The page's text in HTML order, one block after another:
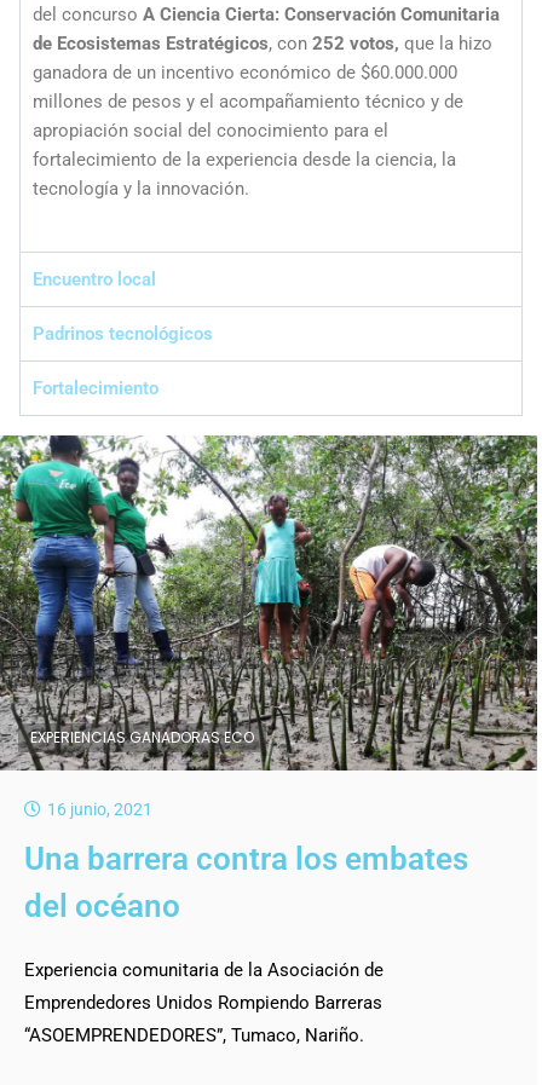
del concurso A Ciencia Cierta: Conservación Comunitaria
de Ecosistemas Estratégicos, con 252 votos, que la hizo
ganadora de un incentivo económico de $60.000.000
millones de pesos y el acompañamiento técnico y de
apropiación social del conocimiento para el
fortalecimiento de la experiencia desde la ciencia, la
tecnología y la innovación.
Encuentro local
Padrinos tecnológicos
Fortalecimiento
EXPERIENCIAS GANADORAS ECO
16 junio, 2021
Una barrera contra los embates
del océano
Experiencia comunitaria de la Asociación de
Emprendedores Unidos Rompiendo Barreras
“ASOEMPRENDEDORES”, Tumaco, Nariño.